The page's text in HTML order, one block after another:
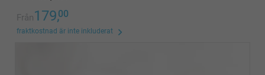
Från179,00
fraktkostnad är inte inkluderat